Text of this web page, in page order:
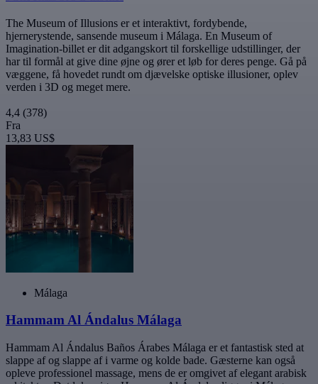
The Museum of Illusions er et interaktivt, fordybende,
hjernerystende, sansende museum i Málaga. En Museum of
Imagination-billet er dit adgangskort til forskellige udstillinger, der
har til formål at give dine øjne og ører et løb for deres penge. Gå på
væggene, få hovedet rundt om djævelske optiske illusioner, oplev
verden i 3D og meget mere.
4,4 (378)
Fra
13,83 US$
Málaga
Hammam Al Ándalus Málaga
Hammam Al Ándalus Baños Árabes Málaga er et fantastisk sted at
slappe af og slappe af i varme og kolde bade. Gæsterne kan også
opleve professionel massage, mens de er omgivet af elegant arabisk